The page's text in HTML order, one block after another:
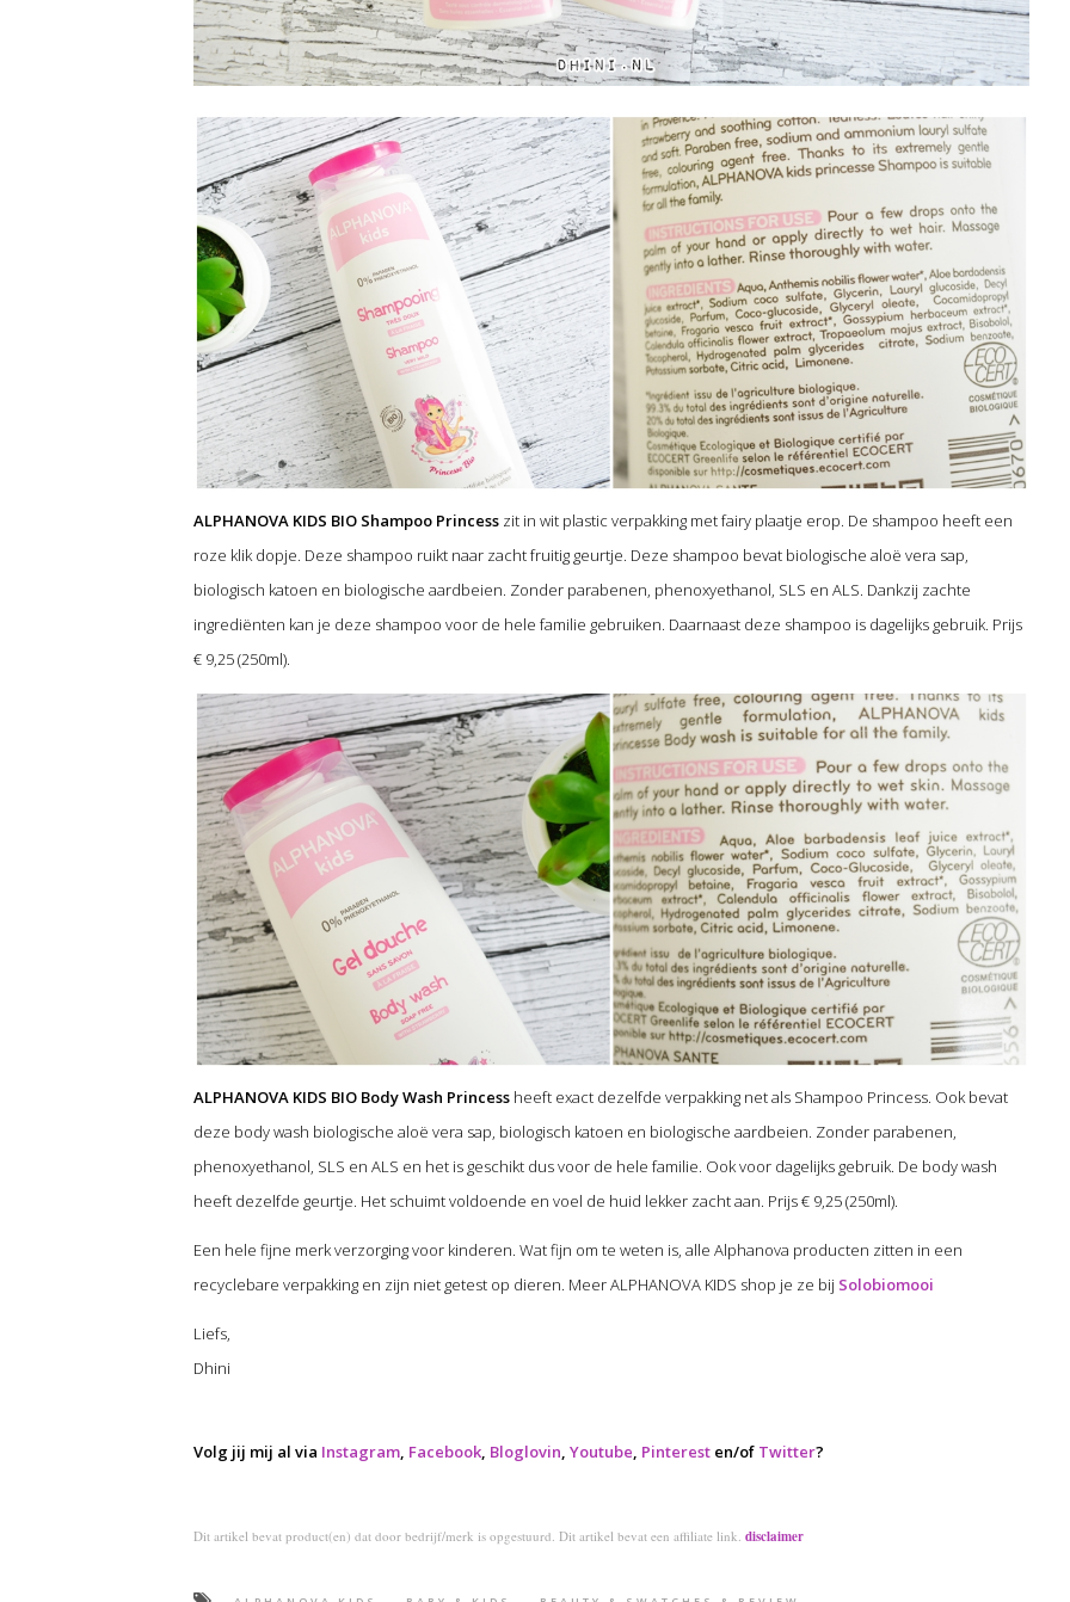
ALPHANOVA KIDS BIO Shampoo Princess zit in wit plastic verpakking met fairy plaatje erop. De shampoo heeft een
roze klik dopje. Deze shampoo ruikt naar zacht fruitig geurtje. Deze shampoo bevat biologische aloë vera sap,
biologisch katoen en biologische aardbeien. Zonder parabenen, phenoxyethanol, SLS en ALS. Dankzij zachte
ingrediënten kan je deze shampoo voor de hele familie gebruiken. Daarnaast deze shampoo is dagelijks gebruik. Prijs
€ 9,25 (250ml).
ALPHANOVA KIDS BIO Body Wash Princess heeft exact dezelfde verpakking net als Shampoo Princess. Ook bevat
deze body wash biologische aloë vera sap, biologisch katoen en biologische aardbeien. Zonder parabenen,
phenoxyethanol, SLS en ALS en het is geschikt dus voor de hele familie. Ook voor dagelijks gebruik. De body wash
heeft dezelfde geurtje. Het schuimt voldoende en voel de huid lekker zacht aan. Prijs € 9,25 (250ml).
Een hele fijne merk verzorging voor kinderen. Wat fijn om te weten is, alle Alphanova producten zitten in een
recyclebare verpakking en zijn niet getest op dieren. Meer ALPHANOVA KIDS shop je ze bij Solobiomooi
Liefs,
Dhini
Volg jij mij al via Instagram, Facebook, Bloglovin, Youtube, Pinterest en/of Twitter?
Dit artikel bevat product(en) dat door bedrijf/merk is opgestuurd. Dit artikel bevat een affiliate link. disclaimer